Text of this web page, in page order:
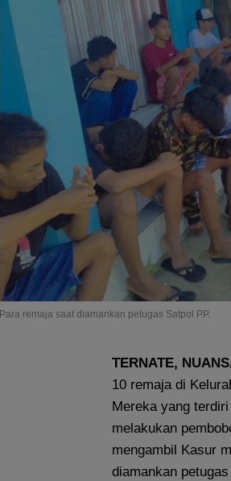
Para remaja saat diamankan petugas Satpol PP.
TERNATE,
10 remaja di
Mereka yang
melakukan
mengambil Kasur
diamankan